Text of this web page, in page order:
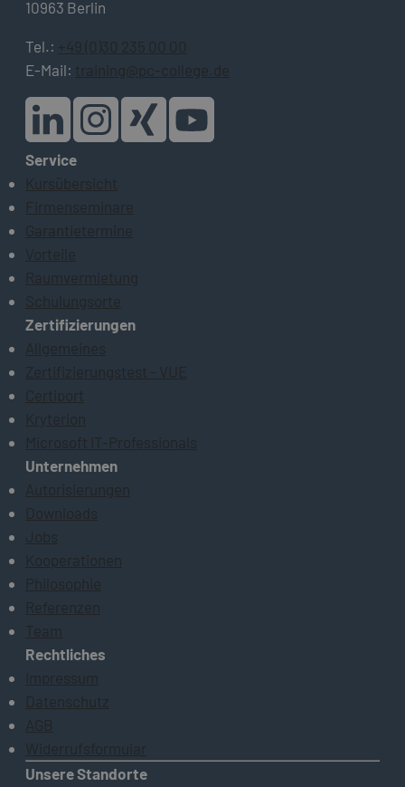
10963 Berlin
Tel.: +49 (0)30 235 00 00
E-Mail: training@pc-college.de
Service
Kursübersicht
Firmenseminare
Garantietermine
Vorteile
Raumvermietung
Schulungsorte
Zertifizierungen
Allgemeines
Zertifizierungstest - VUE
Certiport
Kryterion
Microsoft IT-Professionals
Unternehmen
Autorisierungen
Downloads
Jobs
Kooperationen
Philosophie
Referenzen
Team
Rechtliches
Impressum
Datenschutz
AGB
Widerrufsformular
Unsere Standorte